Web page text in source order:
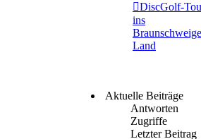
DiscGolf-
ins
Land
Aktuelle Beiträge
Antworten
Zugriffe
Letzter Beitrag